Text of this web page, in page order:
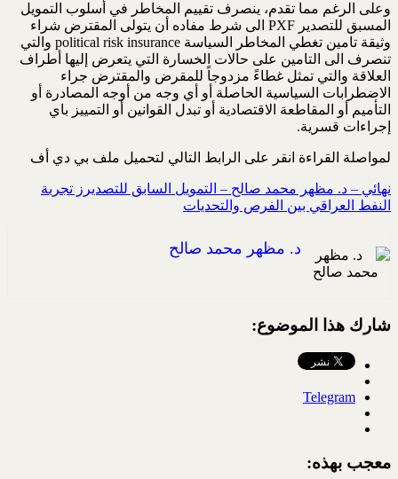
وعلى الرغم مما تقدم، ينصرف تقييم المخاطر في أسلوب التمويل
المسبق للتصدير PXF الى شرط مفاده أن يتولى المقترض شراء
وثيقة تامين تغطي المخاطر السياسة political risk insurance والتي
تنصرف الى التامين على حالات الخسارة التي يتعرض إليها أطراف
العلاقة والتي تمثل غطاءً مزدوجاً للمقرض والمقترض جراء
الاضطرابات السياسية الحاصلة أو أي وجه من أوجه المصادرة أو
التأميم أو المقاطعة الاقتصادية أو تبدل القوانين أو التمييز باي
إجراءات قسرية.
لمواصلة القراءة انقر على الرابط التالي لتحميل ملف بي دي أف
نهائي – د. مظهر محمد صالح – التمويل السابق للتصديرز تجربة
النفط العراقي بين الفرص والتحديات
د. مظهر محمد صالح
شارك هذا الموضوع:
Telegram
معجب بهذه: